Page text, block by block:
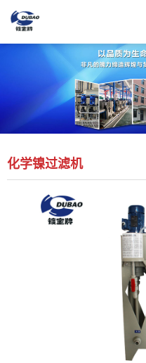
化学镍过滤机